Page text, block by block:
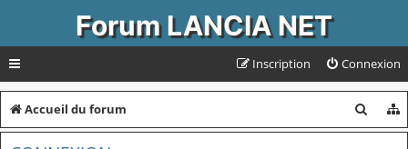
Forum LANCIA NET
Connexion
Inscription
Accueil du forum
e